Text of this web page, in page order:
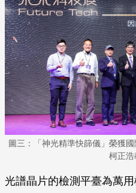
圖三：「神光精準快篩儀」榮獲
柯正浩
光譜晶片的檢測平臺為萬